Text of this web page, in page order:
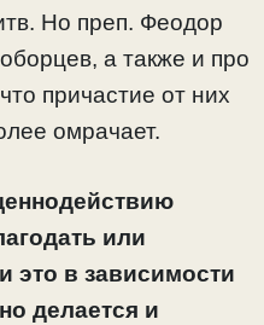
Но преп. Феодор
а также и про
причастие от них
омрачает.
или
это в зависимости
делается и